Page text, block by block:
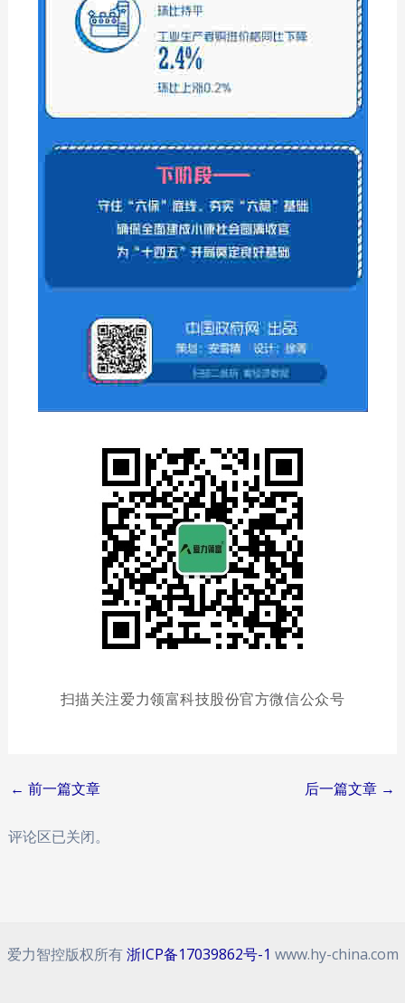
扫描关注爱力领富科技股份官方微信公众号
Post
← 前一篇文章 后一篇文章 →
评论区已关闭。
爱力智控版权所有浙ICP备17039862号-1 www.hy-china.com